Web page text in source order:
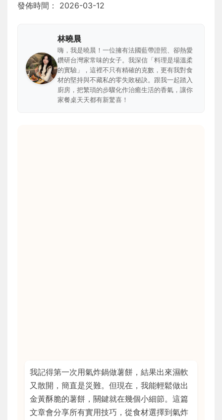
發佈時間： 2026-03-12
林曉晨
嗨，我是曉晨！一位擁有法國藍帶證照、卻熱愛
鑽研台灣家常味的女子。我深信「料理是場溫柔
的實驗」，這裡不只有精確的克數，更有我對食
材的堅持與不藏私的零失敗秘訣。跟我一起踏入
廚房，把繁瑣的步驟化作治癒生活的香氣，讓你
家餐桌天天都有新驚喜！
我記得第一次用氣炸鍋做薯餅，結果出來濕軟
又散開，簡直是災難。但現在，我能輕鬆做出
金黃酥脆的薯餅，關鍵就在幾個小細節。這篇
文章會分享所有實用技巧，從食材選擇到氣炸